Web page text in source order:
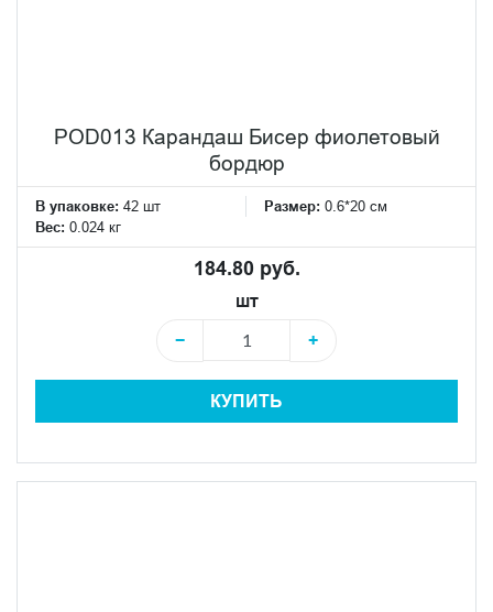
POD013 Карандаш Бисер фиолетовый
бордюр
В упаковке: 42 шт Размер: 0.6*20 см
Вес: 0.024 кг
184.80 руб.
шт
−
+
КУПИТЬ